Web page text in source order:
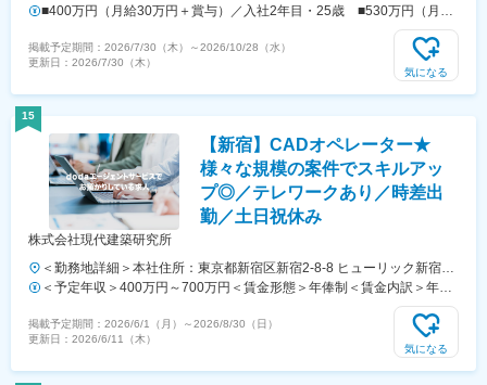
に配属となります。※勤務先は各拠点の自社内、もしくは周辺エリアの
プロジェクト先です★転居を伴う転勤ナシ■東京本社 東京都北区東田
端1-7-3 田端フクダビル5Fアクセス／JR「田端駅」より徒歩5分■名古
屋営業所愛知県名古屋市中区栄1-24-25 CK16伏見ビル５Fアクセス／地
屋橋駅」より徒歩8分■福岡営業所福岡県福岡市中央区舞鶴2-2-11 富士
ビル赤坂7階アクセス／地下鉄「赤坂駅」より徒歩5分 地下
鉄「天神駅」より徒歩10分
■400万円（月給30万円＋賞与）／入社2年目・25歳 ■530万円（月給
掲載予定期間： 2026/7/30（木） ～2026/10/28（水）
更新日： 2026/7/30（木）
気になる
15
【新宿】CADオペレーター★
様々な規模の案件でスキルアッ
プ◎／テレワークあり／時差出
勤／土日祝休み
株式会社現代建築研究所
＜勤務地詳細＞本社住所：東京都新宿区新宿2-8-8 ヒューリック新宿御
苑ビル受動喫煙対策：屋内全面禁煙変更の範囲：会社の定める事業所
＜予定年収＞400万円～700万円＜賃金形態＞年俸制＜賃金内訳＞年額
（基本給）：2,752,000円～4,816,000円固定残業手当/月：104,000円
～182,000円（固定残業時間45時間0分/月）超過した時間外労働の残業
手当は追加支給＜月額＞333,333円～583,333円（12分割）（一律手当
掲載予定期間： 2026/6/1（月） ～2026/8/30（日）
更新日： 2026/6/11（木）
気になる